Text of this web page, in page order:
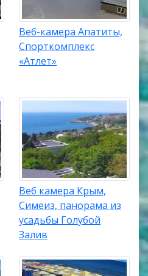
Веб-камера Апатиты,
Спорткомплекс
«Атлет»
Веб камера Крым,
Симеиз, панорама из
усадьбы Голубой
Залив